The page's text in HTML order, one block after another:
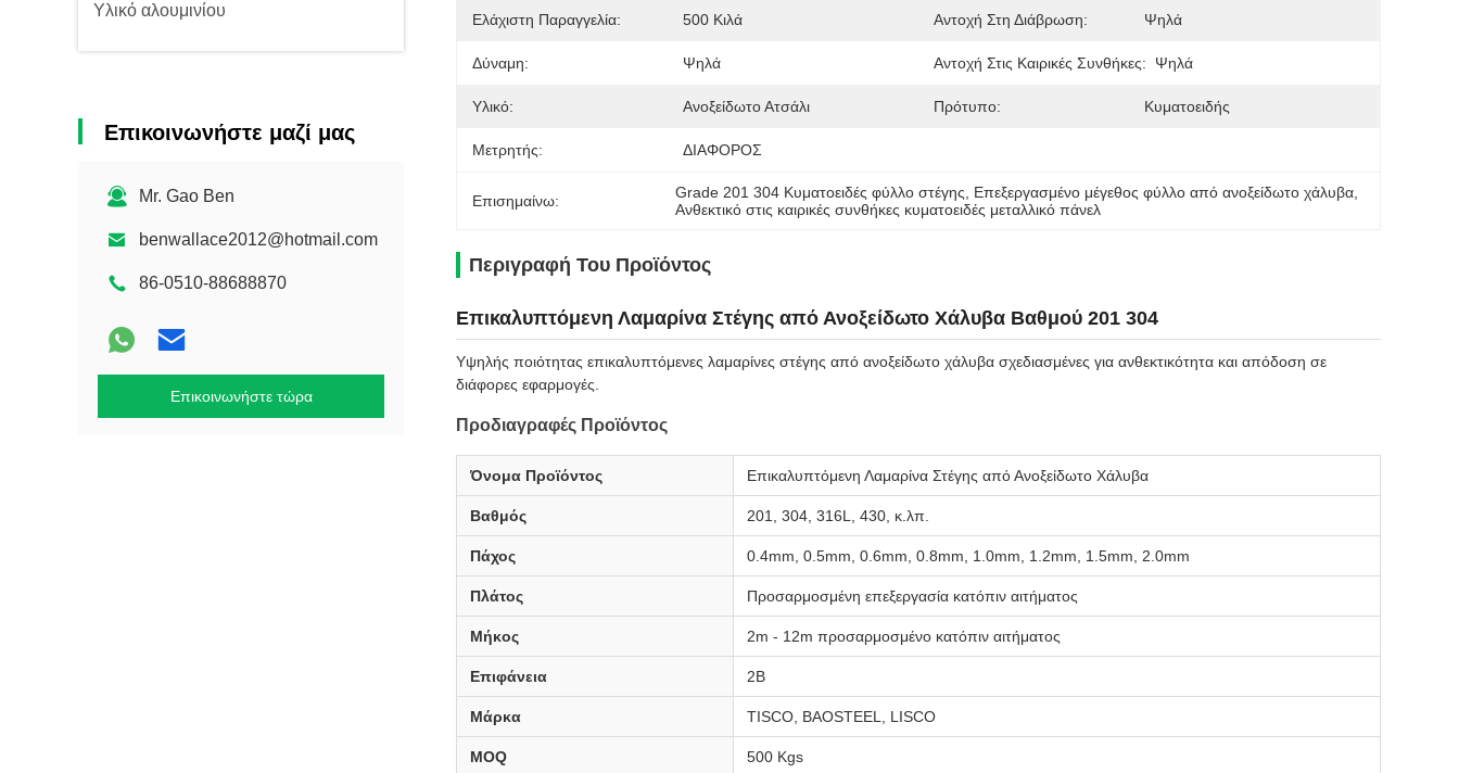
Υλικό αλουμινίου
Επικοινωνήστε μαζί μας
Mr. Gao Ben
benwallace2012@hotmail.com
86-0510-88688870
Επικοινωνήστε τώρα
Ελάχιστη Παραγγελία: 500 Κιλά Αντοχή Στη Διάβρωση: Ψηλά
Δύναμη: Ψηλά Αντοχή Στις Καιρικές Συνθήκες: Ψηλά
Υλικό: Ανοξείδωτο Ατσάλι Πρότυπο: Κυματοειδής
Μετρητής: ΔΙΑΦΟΡΟΣ
Επισημαίνω: Grade 201 304 Κυματοειδές φύλλο στέγης Επεξεργασμένο μέγεθος φύλλο από ανοξείδωτο χάλυβα
Ανθεκτικό στις καιρικές συνθήκες κυματοειδές μεταλλικό πάνελ
Περιγραφή Του Προϊόντος
Επικαλυπτόμενη Λαμαρίνα Στέγης από Ανοξείδωτο Χάλυβα Βαθμού 201 304
Υψηλής ποιότητας επικαλυπτόμενες λαμαρίνες στέγης από ανοξείδωτο χάλυβα σχεδιασμένες για ανθεκτικότητα και απόδοση σε
διάφορες εφαρμογές.
Προδιαγραφές Προϊόντος
Όνομα Προϊόντος Επικαλυπτόμενη Λαμαρίνα Στέγης από Ανοξείδωτο Χάλυβα
Βαθμός 201, 304, 316L, 430, κ.λπ.
Πάχος 0.4mm, 0.5mm, 0.6mm, 0.8mm, 1.0mm, 1.2mm, 1.5mm, 2.0mm
Πλάτος Προσαρμοσμένη επεξεργασία κατόπιν αιτήματος
Μήκος 2m - 12m προσαρμοσμένο κατόπιν αιτήματος
Επιφάνεια 2B
Μάρκα TISCO, BAOSTEEL, LISCO
MOQ 500 Kgs